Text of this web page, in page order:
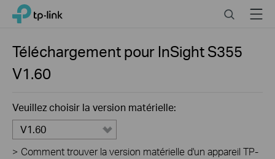
Click
the
navigation
TP-Link, Reliably Smart SearchMenu
Téléchargement pour InSight S355
V1.60
Veuillez choisir la version matérielle:
V1.60
> Comment trouver la version matérielle d'un appareil TP-